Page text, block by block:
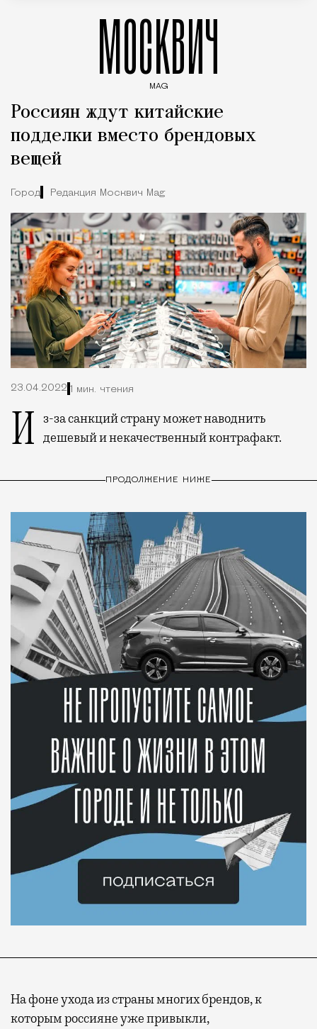
МОСКВИЧ
MAG
Россиян ждут китайские
подделки вместо брендовых
вещей
Город Редакция Москвич Mag
23.04.2022 1 мин. чтения
Из-за санкций страну может наводнить дешевый и некачественный контрафакт.
ПРОДОЛЖЕНИЕ НИЖЕ
На фоне ухода из страны многих брендов, к
которым россияне уже привыкли,